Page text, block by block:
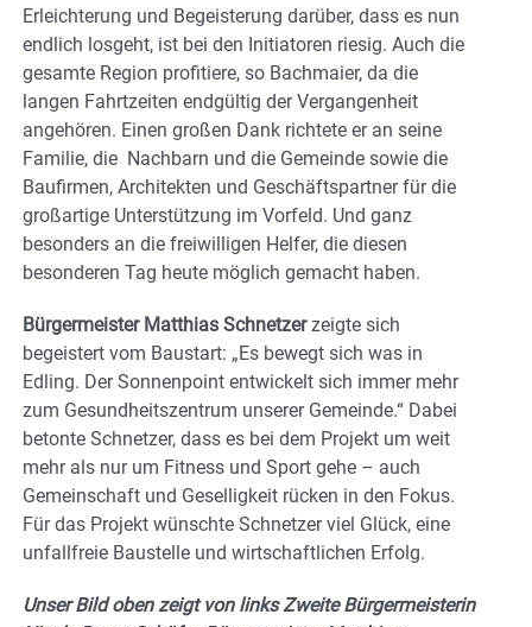
Erleichterung und Begeisterung darüber, dass es nun
endlich losgeht, ist bei den Initiatoren riesig. Auch die
gesamte Region profitiere, so Bachmaier, da die
langen Fahrtzeiten endgültig der Vergangenheit
angehören. Einen großen Dank richtete er an seine
Familie, die Nachbarn und die Gemeinde sowie die
Baufirmen, Architekten und Geschäftspartner für die
großartige Unterstützung im Vorfeld. Und ganz
besonders an die freiwilligen Helfer, die diesen
besonderen Tag heute möglich gemacht haben.
Bürgermeister Matthias Schnetzerzeigte sich
begeistert vom Baustart: „Es bewegt sich was in
Edling. Der Sonnenpoint entwickelt sich immer mehr
zum Gesundheitszentrum unserer Gemeinde.“ Dabei
betonte Schnetzer, dass es bei dem Projekt um weit
mehr als nur um Fitness und Sport gehe – auch
Gemeinschaft und Geselligkeit rücken in den Fokus.
Für das Projekt wünschte Schnetzer viel Glück, eine
unfallfreie Baustelle und wirtschaftlichen Erfolg.
Unser Bild oben zeigt von links Zweite Bürgermeisterin